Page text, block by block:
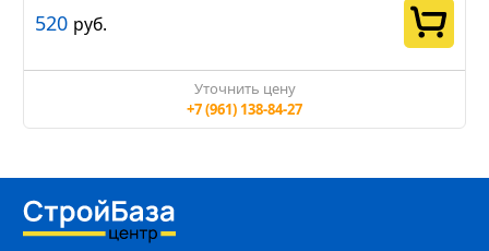
520 руб.
Уточнить цену
+7 (961) 138-84-27